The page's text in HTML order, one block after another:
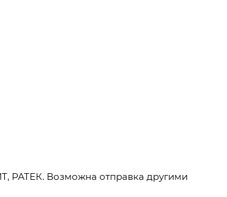
РАТЕК. Возможна отправка другими